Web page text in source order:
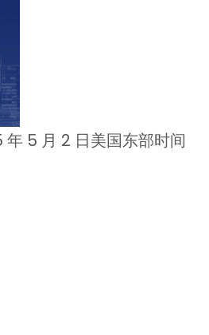
5 月 2 日美国东部时间